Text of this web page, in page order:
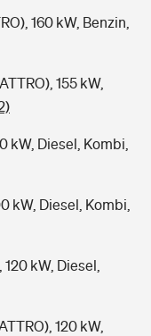
160 kW, Benzin,
155 kW,
kW, Diesel, Kombi,
kW, Diesel, Kombi,
kW, Diesel,
120 kW,